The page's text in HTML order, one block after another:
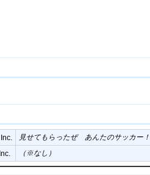
見せてもらったぜ あんたのサッカー！
（※なし）